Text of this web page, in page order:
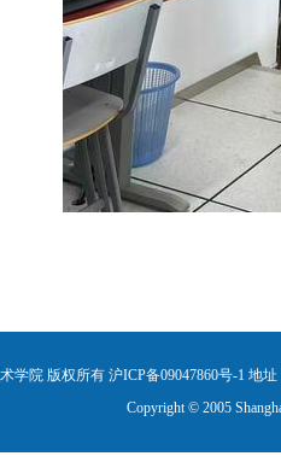
学院 版权所有 沪ICP备09047860号-1 地址
Copyright © 2005